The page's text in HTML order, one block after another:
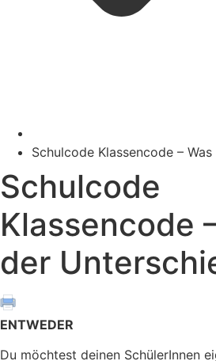
Schulcode Klassencode –
Schulcode
Klassencode
der
ENTWEDER
Du möchtest deinen SchülerInnen